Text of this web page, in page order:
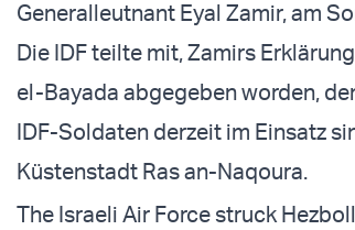
Generalleutnant Eyal Zamir, am
Die IDF teilte mit, Zamirs
el-Bayada abgegeben worden,
IDF-Soldaten derzeit im Einsatz
Küstenstadt Ras an-Naqoura.
The Israeli Air Force struck